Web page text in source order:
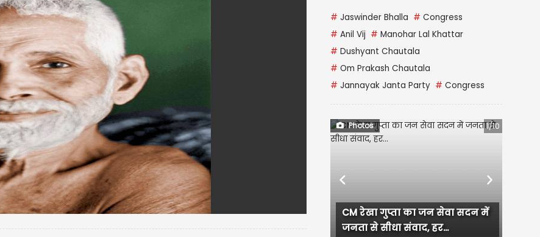
# Jaswinder Bhalla # Congress
# Anil Vij # Manohar Lal Khattar
# Dushyant Chautala
# Om Prakash Chautala
# Jannayak Janta Party # Congress
Photos 1/10
Murudeshwar Shiva Temple:
चांदी के रंग में चमकता महादेव का...
Previous Next